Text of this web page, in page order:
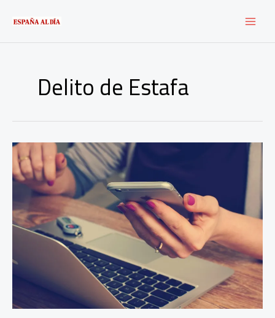
contenido
Delito de Estafa